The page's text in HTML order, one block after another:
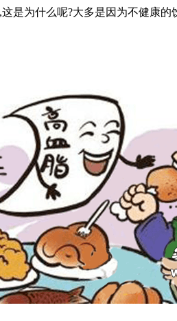
是为什么呢?大多是因为不健康